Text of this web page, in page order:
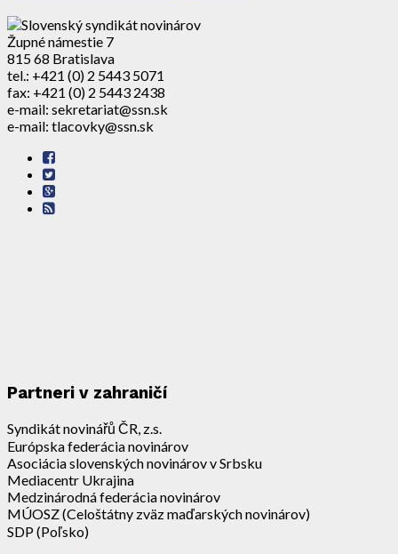
Župné námestie 7
815 68 Bratislava
tel.: +421 (0) 2 5443 5071
fax: +421 (0) 2 5443 2438
e-mail: sekretariat@ssn.sk
e-mail: tlacovky@ssn.sk
Partneri v zahraničí
Syndikát novinářů ČR, z.s.
Európska federácia novinárov
Asociácia slovenských novinárov v Srbsku
Mediacentr Ukrajina
Medzinárodná federácia novinárov
MÚOSZ (Celoštátny zväz maďarských novinárov)
SDP (Poľsko)